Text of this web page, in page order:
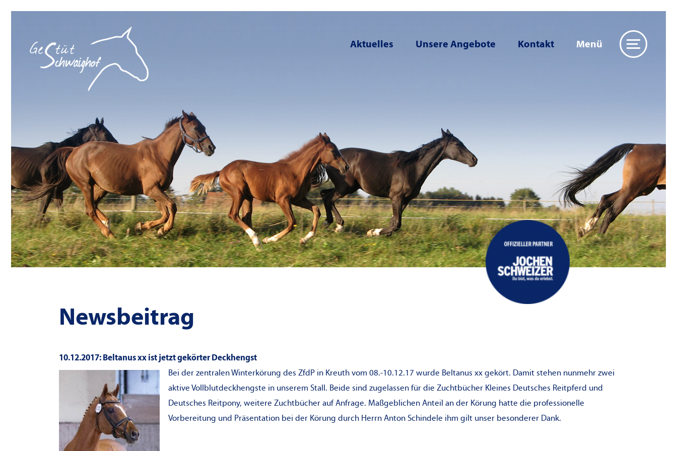
Aktuelles Unsere Angebote Kontakt Menü
Newsbeitrag
10.12.2017: Beltanus xx ist jetzt gekörter Deckhengst
Bei der zentralen Winterkörung des ZfdP in Kreuth vom 08.-10.12.17 wurde Beltanus xx gekört. Damit stehen nunmehr zwei
aktive Vollblutdeckhengste in unserem Stall. Beide sind zugelassen für die Zuchtbücher Kleines Deutsches Reitpferd und
Deutsches Reitpony, weitere Zuchtbücher auf Anfrage. Maßgeblichen Anteil an der Körung hatte die professionelle
Vorbereitung und Präsentation bei der Körung durch Herrn Anton Schindele ihm gilt unser besonderer Dank.